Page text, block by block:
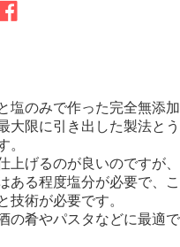
塩のみで作った完全無添加
大限に引き出した製法とう
。
上げるのが良いのですが、
ある程度塩分が必要で、こ
技術が必要です。
の肴やパスタなどに最適で